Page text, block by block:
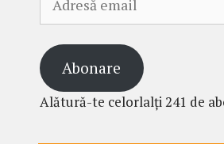
email
Abonare
Alătură-te celorlalți 241 de